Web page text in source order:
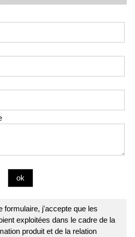
formulaire, j'accepte que les
exploitées dans le cadre de la
produit et de la relation